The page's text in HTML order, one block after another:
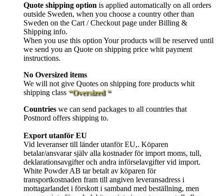
Quote shipping option is applied automatically on all orders
outside Sweden, when you choose a country other than
Sweden on the Cart / Checkout page under Billing &
Shipping info.
When you use this option Your products will be reserved until
we send you an Quote on shipping price whit payment
instructions.
No Oversized items
We will not give Quotes on shipping fore products whit
shipping class “Oversized “
Countries we can send packages to all countries that
Postnord offers shipping to.
Export utanför EU
Vid leveranser till länder utanför EU,. Köparen
betalar/ansvarar själv alla kostnader för import moms, tull,
deklarationsavgifter och andra införselavgifter vid import.
White Powder AB tar betalt av köparen för
transportkostnaden fram till angiven leveransadress i
mottagarlandet i förskott i samband med beställning, men